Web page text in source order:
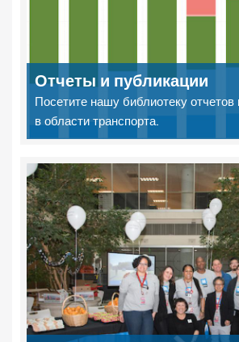
Отчеты и публикации
Посетите нашу библиотеку отчетов
в области транспорта.